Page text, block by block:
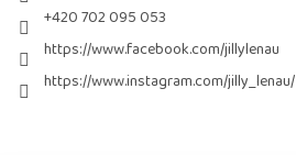
+420 702 095 053
https://www.facebook.com/jillylenau
https://www.instagram.com/jilly_lenau/